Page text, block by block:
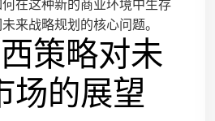
在这种新的商业环境中生存
来战略规划的核心问题。
策略对未
场的展望